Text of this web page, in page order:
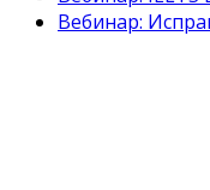
Вебинар: